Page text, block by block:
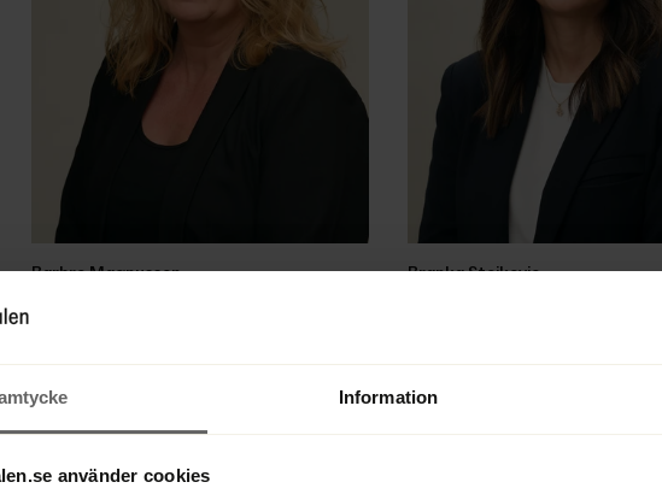
Information
använder cookies
Barbro Magnusson
Branka Stojkovic
E-post